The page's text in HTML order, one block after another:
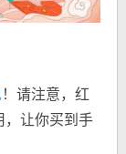
！请注意，红
，让你买到手